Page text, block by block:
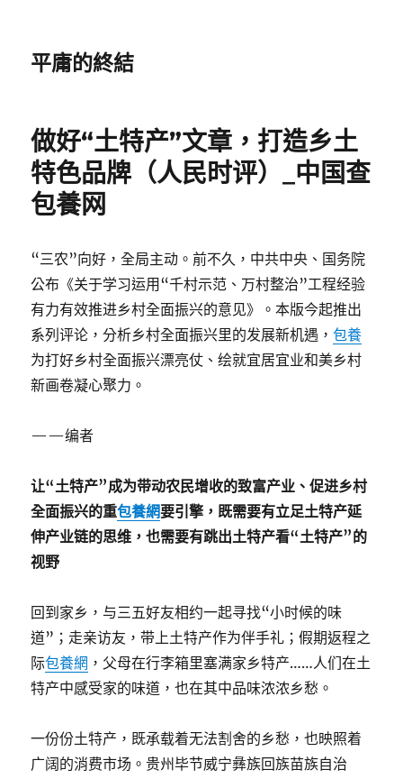
平庸的終結
做好“土特产”文章，打造乡土
特色品牌（人民时评）_中国查
包養网
“三农”向好，全局主动。前不久，中共中央、国务院
公布《关于学习运用“千村示范、万村整治”工程经验
有力有效推进乡村全面振兴的意见》。本版今起推出
系列评论，分析乡村全面振兴里的发展新机遇，包養
为打好乡村全面振兴漂亮仗、绘就宜居宜业和美乡村
新画卷凝心聚力。
——编者
让“土特产”成为带动农民增收的致富产业、促进乡村
全面振兴的重包養網要引擎，既需要有立足土特产延
伸产业链的思维，也需要有跳出土特产看“土特产”的
视野
回到家乡，与三五好友相约一起寻找“小时候的味
道”；走亲访友，带上土特产作为伴手礼；假期返程之
际包養網 ，父母在行李箱里塞满家乡特产……人们在土
特产中感受家的味道，也在其中品味浓浓乡愁。
一份份土特产，既承载着无法割舍的乡愁，也映照着
广阔的消费市场。贵州毕节威宁彝族回族苗族自治